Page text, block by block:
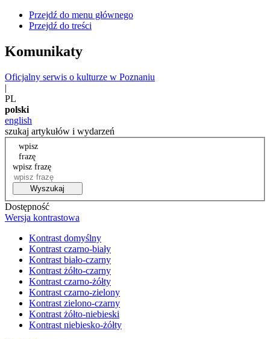
Przejdź do menu głównego
Przejdź do treści
Komunikaty
Oficjalny serwis o kulturze w Poznaniu
|
PL
polski
english
szukaj artykułów i wydarzeń
wpisz
frazę
wpisz frazę
Wyszukaj
Dostępność
Wersja kontrastowa
Kontrast domyślny
Kontrast czarno-biały
Kontrast biało-czarny
Kontrast żółto-czarny
Kontrast czarno-żółty
Kontrast czarno-zielony
Kontrast zielono-czarny
Kontrast żółto-niebieski
Kontrast niebiesko-żółty